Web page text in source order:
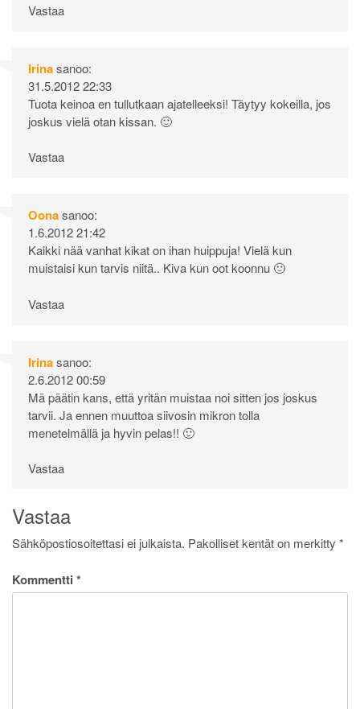
Vastaa
Irinasanoo:
31.5.2012 22:33
Tuota keinoa en tullutkaan ajatelleeksi! Täytyy kokeilla, jos
joskus vielä otan kissan. 🙂
Vastaa
Oonasanoo:
1.6.2012 21:42
Kaikki nää vanhat kikat on ihan huippuja! Vielä kun
muistaisi kun tarvis niitä.. Kiva kun oot koonnu 🙂
Vastaa
Irinasanoo:
2.6.2012 00:59
Mä päätin kans, että yritän muistaa noi sitten jos joskus
tarvii. Ja ennen muuttoa siivosin mikron tolla
menetelmällä ja hyvin pelas!! 🙂
Vastaa
Vastaa
Sähköpostiosoitettasi ei julkaista. Pakolliset kentät on merkitty *
Kommentti *